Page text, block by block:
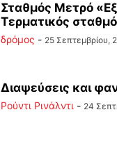
Σταθμός Μετρό
Τερματικός
δρόμος - 25 Σεπτεμβρίου,
Διαψεύσεις και
Ρούντι Ρινάλντι - 24